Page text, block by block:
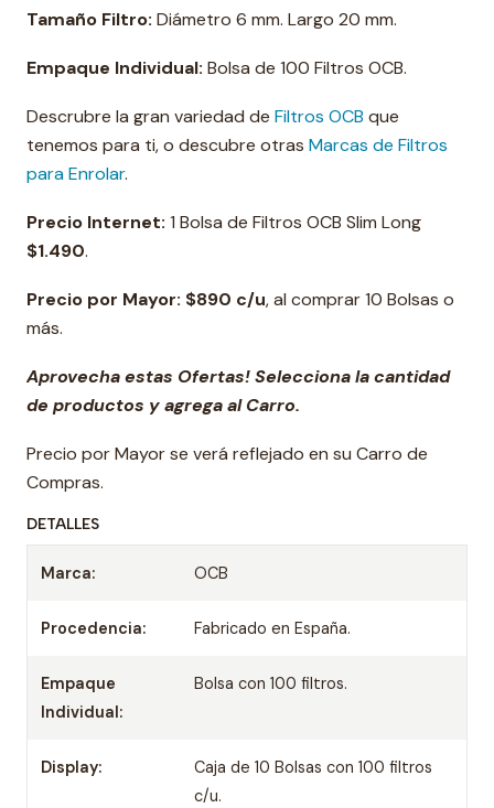
Tamaño Filtro: Diámetro 6 mm. Largo 20 mm.
Empaque Individual: Bolsa de 100 Filtros OCB.
Descrubre la gran variedad de Filtros OCB que
tenemos para ti, o descubre otras Marcas de Filtros
para Enrolar.
Precio Internet: 1 Bolsa de Filtros OCB Slim Long
$1.490.
Precio por Mayor: $890 c/u, al comprar 10 Bolsas o
más.
Aprovecha estas Ofertas! Selecciona la cantidad
de productos y agrega al Carro.
Precio por Mayor se verá reflejado en su Carro de
Compras.
DETALLES
Marca: OCB
Procedencia: Fabricado en España.
Empaque
Individual:
Bolsa con 100 filtros.
Display:
Caja de 10 Bolsas con 100 filtros
c/u.